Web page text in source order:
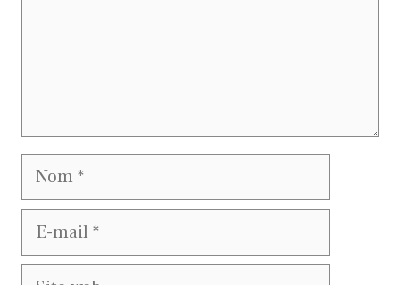
Nom
E-
mail
Site